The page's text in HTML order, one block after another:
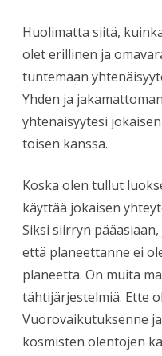
Huolimatta siitä,
olet erillinen ja
tuntemaan
Yhden ja
yhtenäisyytesi
toisen kanssa.
Koska olen tullut
käyttää jokaisen
Siksi siirryn
että planeettanne ei
planeetta. On muita
tähtijärjestelmiä. Ette
Vuorovaikutuksenne
kosmisten olentojen